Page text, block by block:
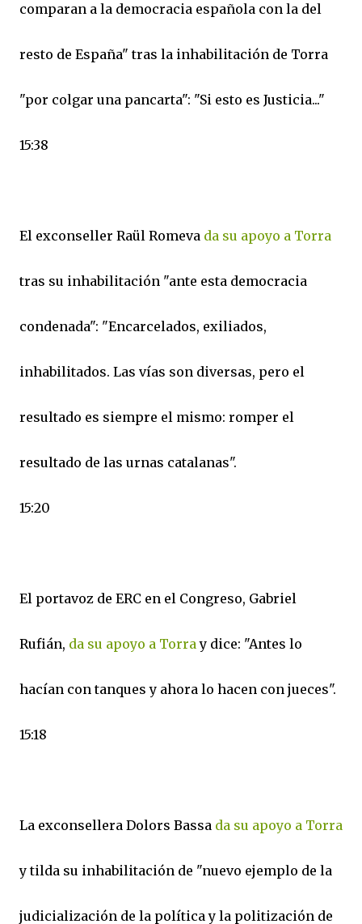
comparan a la democracia española con la del
resto de España" tras la inhabilitación de Torra
"por colgar una pancarta": "Si esto es Justicia..."
15:38
El exconseller Raül Romeva da su apoyo a Torra
tras su inhabilitación "ante esta democracia
condenada": "Encarcelados, exiliados,
inhabilitados. Las vías son diversas, pero el
resultado es siempre el mismo: romper el
resultado de las urnas catalanas".
15:20
El portavoz de ERC en el Congreso, Gabriel
Rufián, da su apoyo a Torray dice: "Antes lo
hacían con tanques y ahora lo hacen con jueces".
15:18
La exconsellera Dolors Bassa da su apoyo a Torra
y tilda su inhabilitación de "nuevo ejemplo de la
judicialización de la política y la politización de